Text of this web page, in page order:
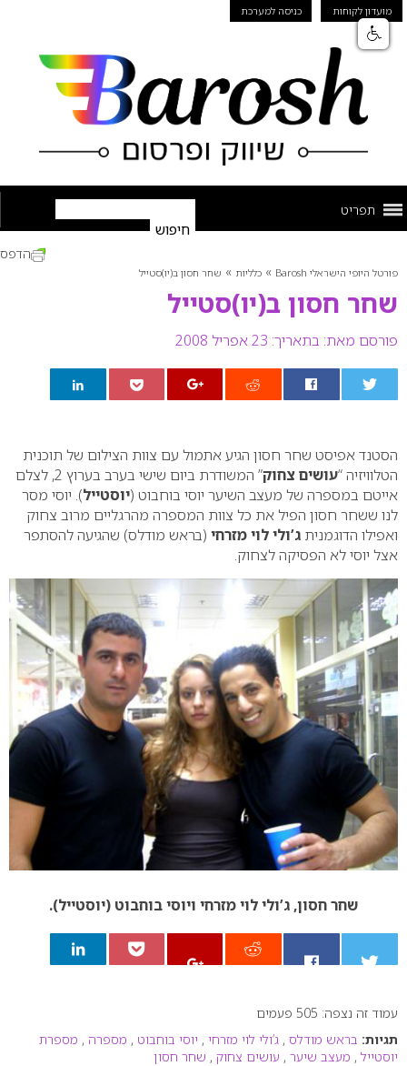
מועדון לקוחות כניסה למערכת
תפריט
פורטל היופי הישראלי Barosh » כלליות » שחר חסון ב(יו)סטייל
שחר חסון ב(יו)סטייל
פורסם מאת: בתאריך: 23 אפריל 2008
הדפס
הסטנד אפיסט שחר חסון הגיע אתמול עם צוות הצילום של תוכנית
הטלוויזיה “עושים צחוק
” המשודרת ביום שישי בערב בערוץ 2, לצלם
אייטם במספרה של מעצב השיער יוסי בוחבוט (יוסטייל). יוסי מסר
לנו ששחר חסון הפיל את כל צוות המספרה מהרגליים מרוב צחוק
ואפילו הדוגמנית ג’ולי לוי מזרחי (בראש מודלס) שהגיעה להסתפר
אצל יוסי לא הפסיקה לצחוק.
שחר חסון, ג’ולי לוי מזרחי ויוסי בוחבוט (יוסטייל).
0עמוד זה נצפה: 505 פעמים
תגיות: בראש מודלס , ג’ולי לוי מזרחי , יוסי בוחבוט , מספרה , מספרת
יוסטייל , מעצב שיער , עושים צחוק , שחר חסון